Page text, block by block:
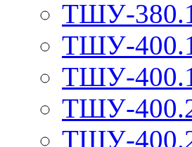
ТШУ-
ТШУ-
ТШУ-
ТШУ-
ТШУ-